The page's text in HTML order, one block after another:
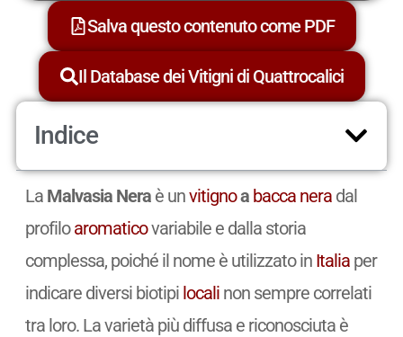
Salva questo contenuto come PDF
Il Database dei Vitigni di Quattrocalici
Indice
La Malvasia Neraè unvitignoa bacca neradal
profiloaromaticovariabile e dalla storia
complessa, poiché il nome è utilizzato in Italiaper
indicare diversi biotipi localinon sempre correlati
tra loro. La varietà più diffusa e riconosciuta è